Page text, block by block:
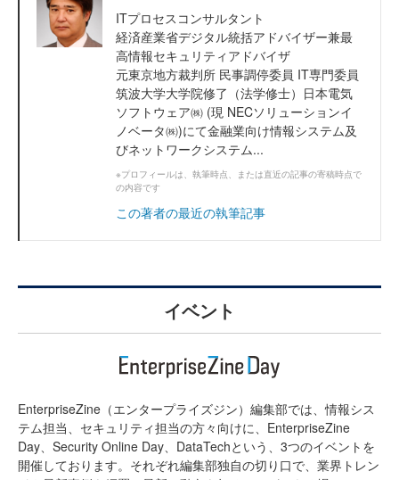
ITプロセスコンサルタント
経済産業省デジタル統括アドバイザー兼最
高情報セキュリティアドバイザ
元東京地方裁判所 民事調停委員 IT専門委員
筑波大学大学院修了（法学修士）日本電気
ソフトウェア㈱ (現 NECソリューションイ
ノベータ㈱)にて金融業向け情報システム及
びネットワークシステム...
※プロフィールは、執筆時点、または直近の記事の寄稿時点で
の内容です
この著者の最近の執筆記事
イベント
EnterpriseZine（エンタープライズジン）編集部では、情報シス
テム担当、セキュリティ担当の方々向けに、EnterpriseZine
Day、Security Online Day、DataTechという、3つのイベントを
開催しております。それぞれ編集部独自の切り口で、業界トレン